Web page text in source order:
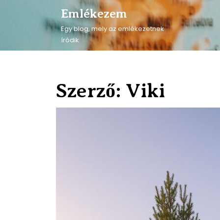
Emlékezem
Egy blog, mely az emlékezetnek
íródik
Szerző: Viki